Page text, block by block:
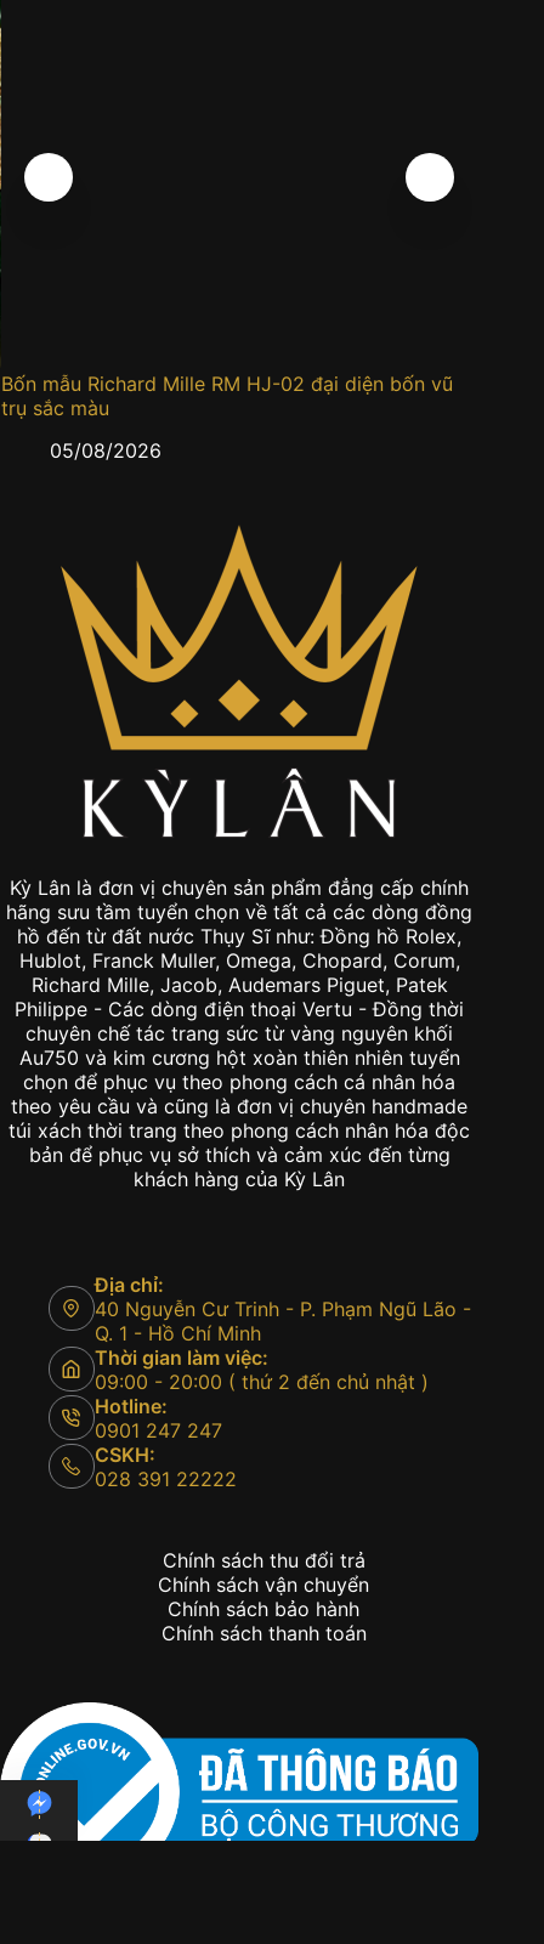
Bốn mẫu Richard Mille RM HJ-02 đại diện bốn vũ
trụ sắc màu
05/08/2026
Kỳ Lân là đơn vị chuyên sản phẩm đẳng cấp chính
hãng sưu tầm tuyển chọn về tất cả các dòng đồng
hồ đến từ đất nước Thụy Sĩ như: Đồng hồ Rolex,
Hublot, Franck Muller, Omega, Chopard, Corum,
Richard Mille, Jacob, Audemars Piguet, Patek
Philippe - Các dòng điện thoại Vertu - Đồng thời
chuyên chế tác trang sức từ vàng nguyên khối
Au750 và kim cương hột xoàn thiên nhiên tuyển
chọn để phục vụ theo phong cách cá nhân hóa
theo yêu cầu và cũng là đơn vị chuyên handmade
túi xách thời trang theo phong cách nhân hóa độc
bản để phục vụ sở thích và cảm xúc đến từng
khách hàng của Kỳ Lân
Địa chỉ:
40 Nguyễn Cư Trinh - P. Phạm Ngũ Lão -
Q. 1 - Hồ Chí Minh
Thời gian làm việc:
09:00 - 20:00 ( thứ 2 đến chủ nhật )
Hotline:
0901 247 247
CSKH:
028 391 22222
Chính sách thu đổi trả
Chính sách vận chuyển
Chính sách bảo hành
Chính sách thanh toán